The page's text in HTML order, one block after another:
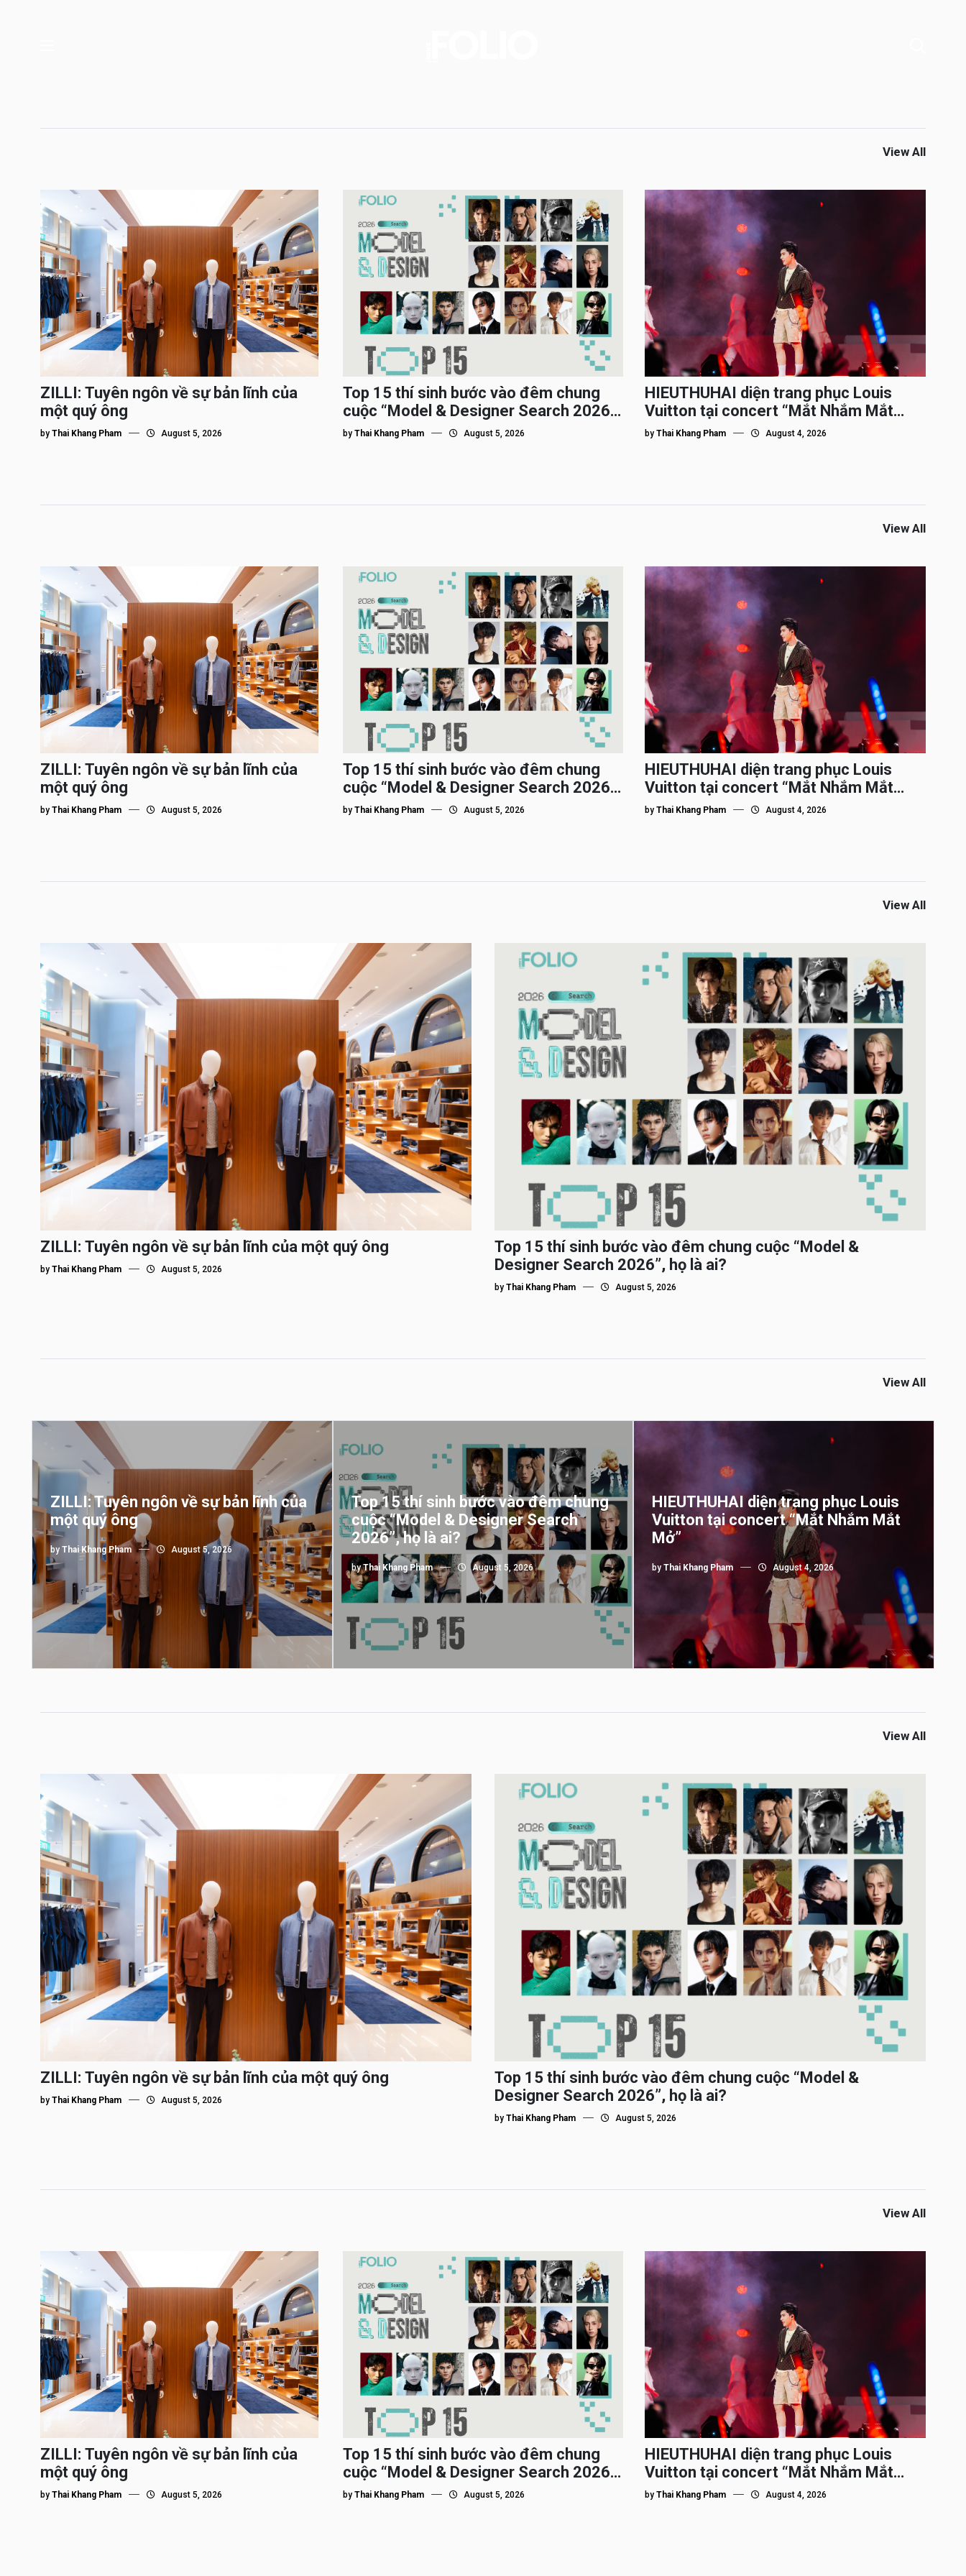
View All
ZILLI: Tuyên ngôn về sự bản lĩnh của
một quý ông
by Thai Khang Pham August 5, 2026
Top 15 thí sinh bước vào đêm chung
cuộc “Model & Designer Search 2026”,
họ là ai?
by Thai Khang Pham August 5, 2026
HIEUTHUHAI diện trang phục Louis
Vuitton tại concert “Mắt Nhắm Mắt
Mở”
byThai Khang Pham August 4, 2026
View All
ZILLI: Tuyên ngôn về sự bản lĩnh của
một quý ông
by Thai Khang Pham August 5, 2026
Top 15 thí sinh bước vào đêm chung
cuộc “Model & Designer Search 2026”,
họ là ai?
by Thai Khang Pham August 5, 2026
HIEUTHUHAI diện trang phục Louis
Vuitton tại concert “Mắt Nhắm Mắt
Mở”
byThai Khang Pham August 4, 2026
View All
ZILLI: Tuyên ngôn về sự bản lĩnh của một quý ông
by Thai Khang Pham August 5, 2026
Top 15 thí sinh bước vào đêm chung cuộc “Model &
Designer Search 2026”, họ là ai?
by Thai Khang Pham August 5, 2026
View All
ZILLI: Tuyên ngôn về sự bản lĩnh của
một quý ông
by Thai Khang Pham August 5, 2026
Top 15 thí sinh bước vào đêm chung
cuộc “Model & Designer Search
2026”, họ là ai?
byThai Khang Pham August 5, 2026
HIEUTHUHAI diện trang phục Louis
Vuitton tại concert “Mắt Nhắm Mắt
Mở”
byThai Khang Pham August 4, 2026
View All
ZILLI: Tuyên ngôn về sự bản lĩnh của một quý ông
by Thai Khang Pham August 5, 2026
Top 15 thí sinh bước vào đêm chung cuộc “Model &
Designer Search 2026”, họ là ai?
by Thai Khang Pham August 5, 2026
View All
ZILLI: Tuyên ngôn về sự bản lĩnh của
một quý ông
by Thai Khang Pham August 5, 2026
Top 15 thí sinh bước vào đêm chung
cuộc “Model & Designer Search 2026”,
họ là ai?
by Thai Khang Pham August 5, 2026
HIEUTHUHAI diện trang phục Louis
Vuitton tại concert “Mắt Nhắm Mắt
Mở”
byThai Khang Pham August 4, 2026